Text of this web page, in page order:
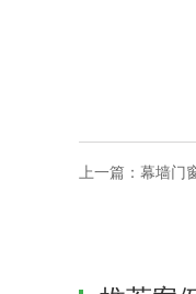
上一篇： 幕墙门